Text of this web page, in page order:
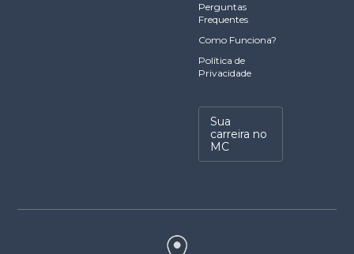
Perguntas
Frequentes
Como Funciona?
Política de
Privacidade
Sua
carreira no
MC